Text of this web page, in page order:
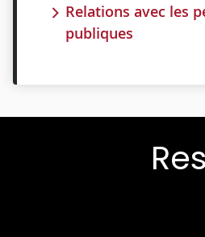
Relations avec les
publiques